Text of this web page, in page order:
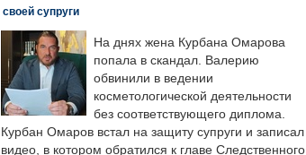
своей супруги
На днях жена Курбана Омарова
попала в скандал. Валерию
обвинили в ведении
косметологической деятельности
без соответствующего диплома.
Курбан Омаров встал на защиту супруги и записал
видео, в котором обратился к главе Следственного